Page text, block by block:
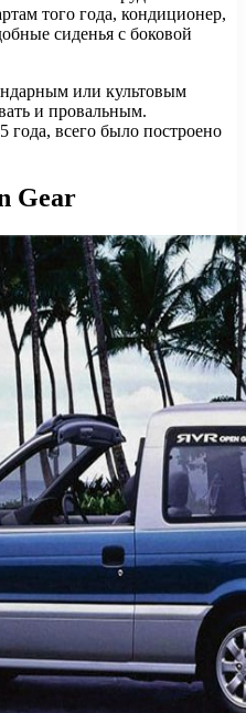
того года, кондиционер,
сиденья с боковой
или культовым
и провальным.
года, всего было построено
Gear